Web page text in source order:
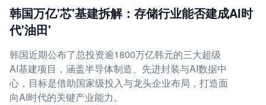
韩国万亿'芯'基建拆解：存储行业能否建成AI时
代'油田'
韩国近期公布了总投资逾1800万亿韩元的三大超级
AI基建项目，涵盖半导体制造、先进封装与AI数据中
心，目标是借助国家级投入与龙头企业布局，打造面
向AI时代的关键产业能力。